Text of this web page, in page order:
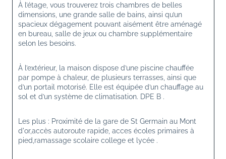
À l’étage, vous trouverez trois chambres de belles
dimensions, une grande salle de bains, ainsi qu’un
spacieux dégagement pouvant aisément être aménagé
en bureau, salle de jeux ou chambre supplémentaire
selon les besoins.
À l’extérieur, la maison dispose d’une piscine chauffée
par pompe à chaleur, de plusieurs terrasses, ainsi que
d’un portail motorisé. Elle est équipée d’un chauffage au
sol et d’un système de climatisation. DPE B .
Les plus : Proximité de la gare de St Germain au Mont
d'or,accès autoroute rapide, acces écoles primaires à
pied,ramassage scolaire college et lycée .